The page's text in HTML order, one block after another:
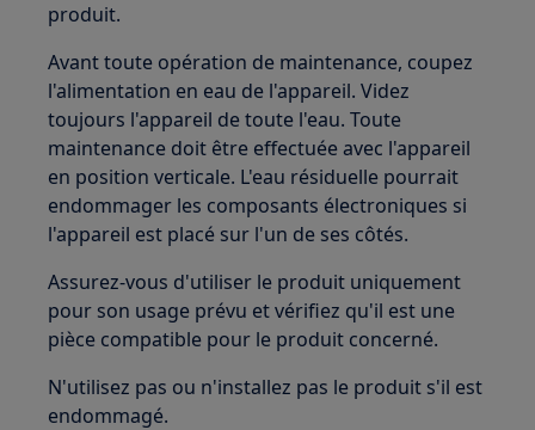
produit.
Avant toute opération de maintenance, coupez
l'alimentation en eau de l'appareil. Videz
toujours l'appareil de toute l'eau. Toute
maintenance doit être effectuée avec l'appareil
en position verticale. L'eau résiduelle pourrait
endommager les composants électroniques si
l'appareil est placé sur l'un de ses côtés.
Assurez-vous d'utiliser le produit uniquement
pour son usage prévu et vérifiez qu'il est une
pièce compatible pour le produit concerné.
N'utilisez pas ou n'installez pas le produit s'il est
endommagé.